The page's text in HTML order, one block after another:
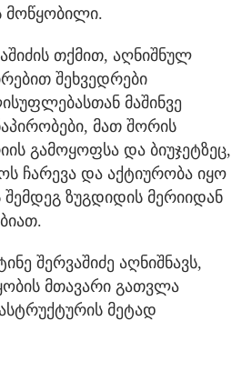
მოწყობილი.
თქმით, აღნიშნულ
შეხვედრები
მაშინვე
მათ შორის
გამოყოფსა და ბიუჯეტზეც,
ჩარევა და აქტიურობა იყო
შემდეგ ზუგდიდის მერიიდან
შერვაშიძე აღნიშნავს,
მთავარი გათვლა
მეტად